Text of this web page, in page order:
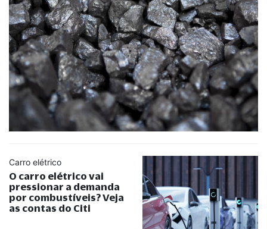
Carro elétrico
O carro elétrico vai
pressionar a demanda
por combustíveis? Veja
as contas do Citi